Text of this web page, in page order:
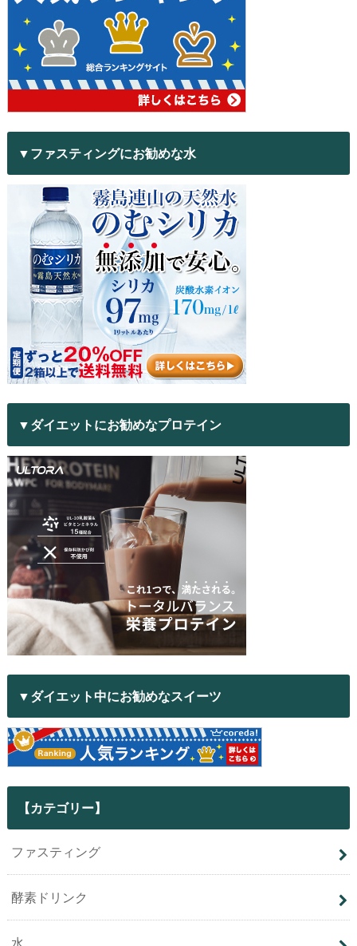
▼ファスティングにお勧めな水
▼ダイエットにお勧めなプロテイン
▼ダイエット中にお勧めなスイーツ
【カテゴリー】
ファスティング
酵素ドリンク
水